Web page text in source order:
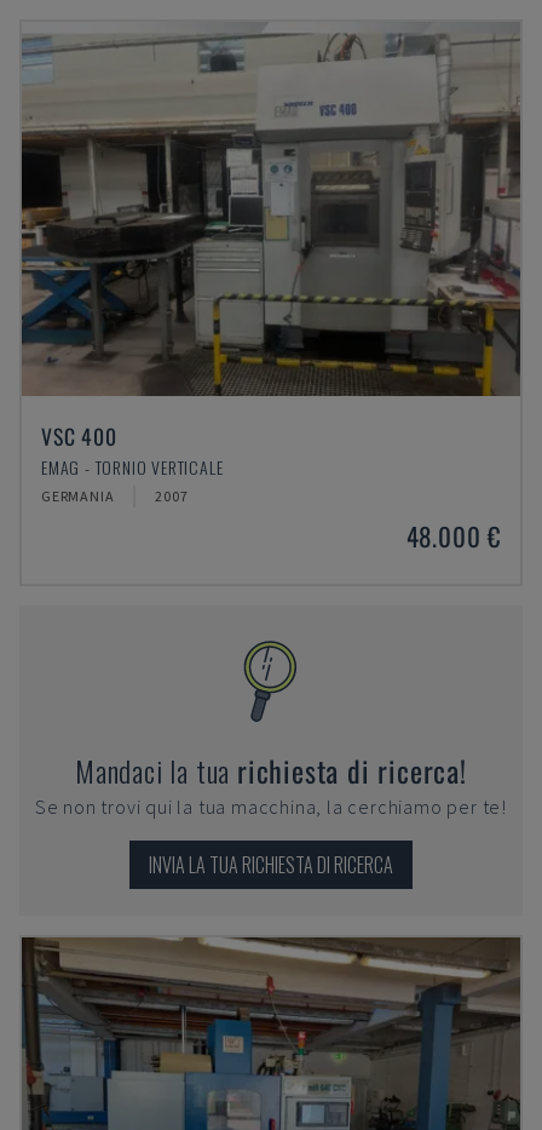
VSC 400
EMAG - TORNIO VERTICALE
GERMANIA 2007
48.000 €
Mandaci la tua richiesta di ricerca!
Se non trovi qui la tua macchina, la cerchiamo per te!
INVIA LA TUA RICHIESTA DI RICERCA